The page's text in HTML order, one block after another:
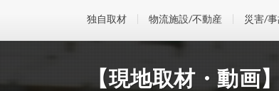
独自取材 物流施設/不動産 災害/
【現地取材・動